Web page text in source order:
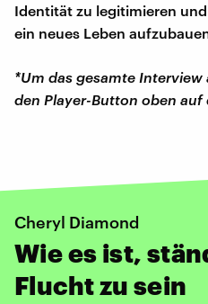
Identität zu legitimieren
ein neues Leben
*Um das gesamte
den Player-Button oben auf
Cheryl Diamond
Wie es ist,
Flucht zu sein